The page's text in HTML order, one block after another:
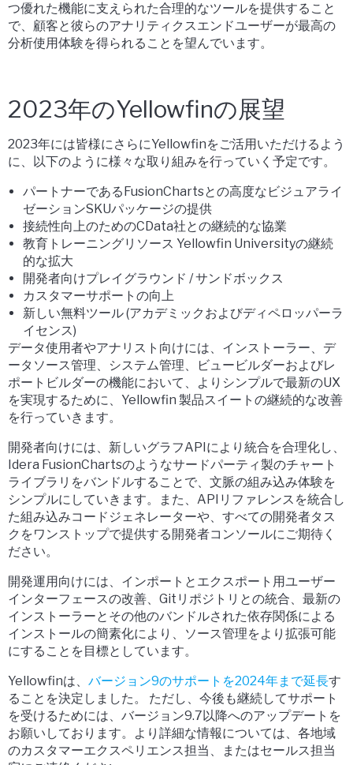
つ優れた機能に支えられた合理的なツールを提供すること
で、顧客と彼らのアナリティクスエンドユーザーが最高の
分析使用体験を得られることを望んでいます。
2023年のYellowfinの展望
2023年には皆様にさらにYellowfinをご活用いただけるよう
に、以下のように様々な取り組みを行っていく予定です。
パートナーであるFusionChartsとの高度なビジュアライ
ゼーションSKUパッケージの提供
接続性向上のためのCData社との継続的な協業
教育トレーニングリソース Yellowfin Universityの継続
的な拡大
開発者向けプレイグラウンド / サンドボックス
カスタマーサポートの向上
新しい無料ツール (アカデミックおよびディペロッパーラ
イセンス)
データ使用者やアナリスト向けには、インストーラー、デ
ータソース管理、システム管理、ビュービルダーおよびレ
ポートビルダーの機能において、よりシンプルで最新のUX
を実現するために、Yellowfin 製品スイートの継続的な改善
を行っていきます。
開発者向けには、新しいグラフAPIにより統合を合理化し、
Idera FusionChartsのようなサードパーティ製のチャート
ライブラリをバンドルすることで、文脈の組み込み体験を
シンプルにしていきます。また、APIリファレンスを統合し
た組み込みコードジェネレーターや、すべての開発者タス
クをワンストップで提供する開発者コンソールにご期待く
ださい。
開発運用向けには、インポートとエクスポート用ユーザー
インターフェースの改善、Gitリポジトリとの統合、最新の
インストーラーとその他のバンドルされた依存関係による
インストールの簡素化により、ソース管理をより拡張可能
にすることを目標としています。
Yellowfinは、 バージョン9のサポートを2024年まで延長す
ることを決定しました。 ただし、今後も継続してサポート
を受けるためには、バージョン9.7以降へのアップデートを
お願いしております。より詳細な情報については、各地域
のカスタマーエクスペリエンス担当、またはセールス担当